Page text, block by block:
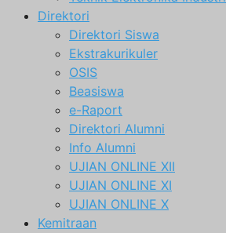
Direktori
Direktori Siswa
Ekstrakurikuler
OSIS
Beasiswa
e-Raport
Direktori Alumni
Info Alumni
UJIAN ONLINE XII
UJIAN ONLINE XI
UJIAN ONLINE X
Kemitraan